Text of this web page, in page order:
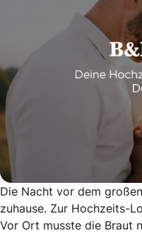
Die Nacht vor dem
zuhause. Zur Hochzeits-
Vor Ort musste die Braut